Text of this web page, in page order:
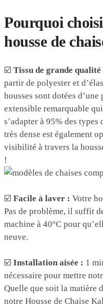
Pourquoi
housse de
☑️ Tissu de grande qualité
partir de polyester et
housses sont dotées d’une
extensible remarquable
s’adapter à 95% des types
très dense est également
visibilité à travers la
!
☑️ Facile à laver : Votre
Pas de problème, il suffit
machine à 40°C pour
neuve.
☑️ Installation aisée : 1
nécessaire pour mettre
Quelle que soit la matière
notre Housse de Chaise